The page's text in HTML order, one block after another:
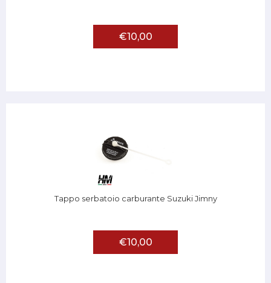
€10,00
Tappo serbatoio carburante Suzuki Jimny
€10,00